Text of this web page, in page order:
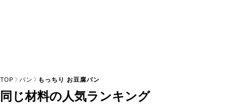
TOP パン もっちり お豆腐パン
同じ材料の人気ランキング